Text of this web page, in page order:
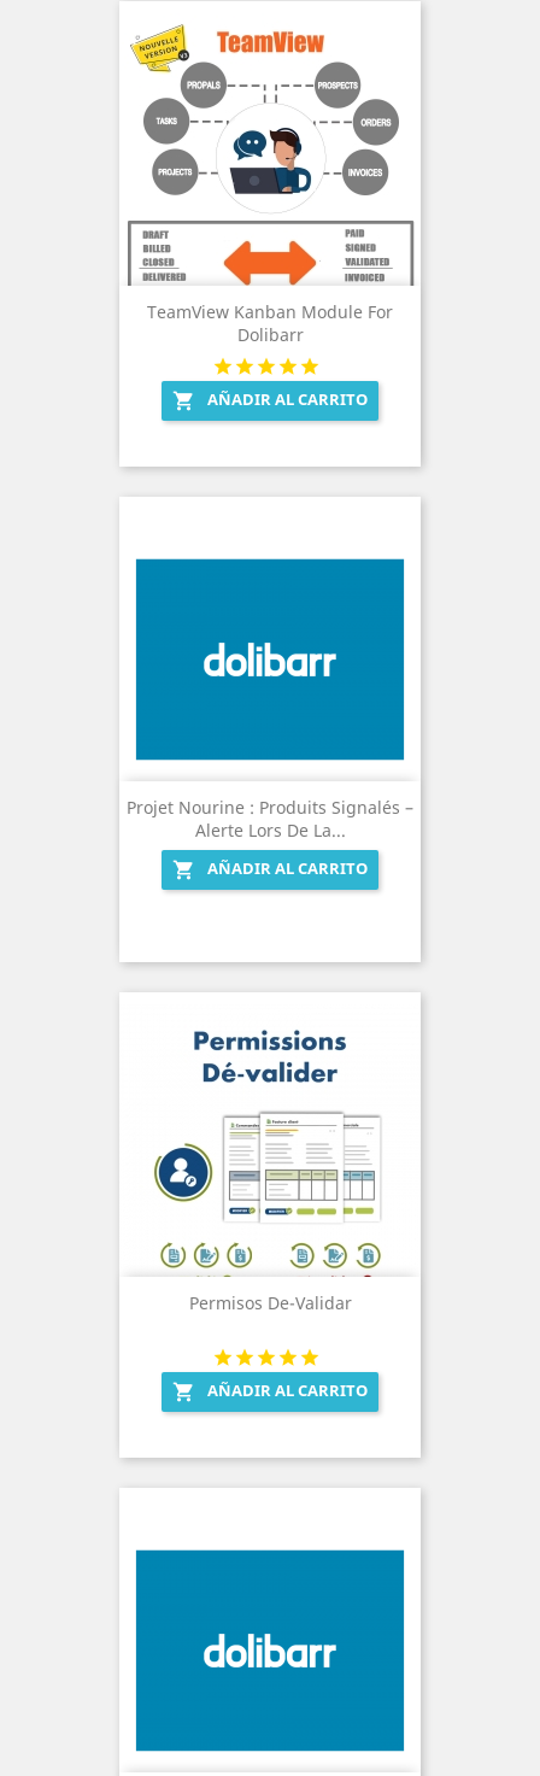
TeamView Kanban Module For
Dolibarr
 AÑADIR AL CARRITO
Projet Nourine : Produits Signalés –
Alerte Lors De La...

AÑADIR AL CARRITO
Permisos De-Validar
 AÑADIR AL CARRITO